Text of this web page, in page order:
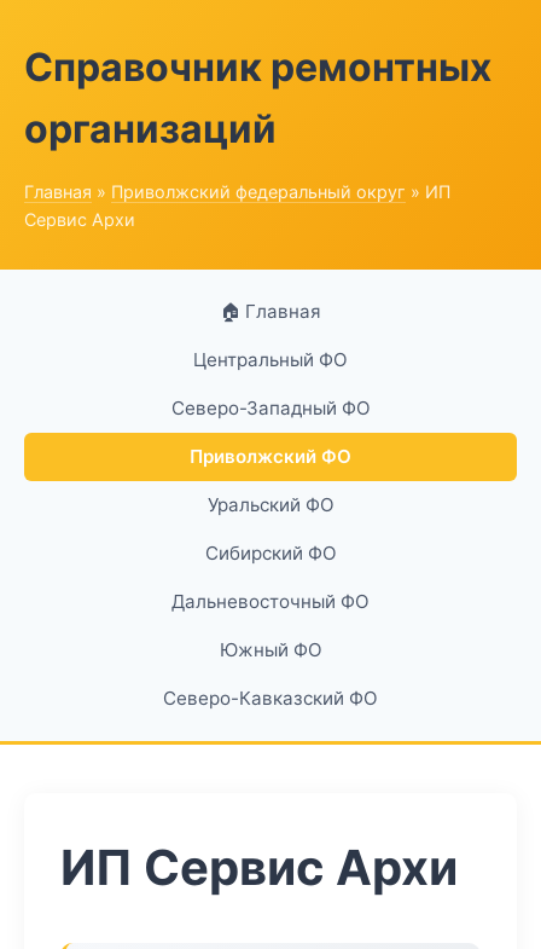
Справочник ремонтных
организаций
Главная » Приволжский федеральный округ » ИП
Сервис Архи
🏠 Главная
Центральный ФО
Северо-Западный ФО
Приволжский ФО
Уральский ФО
Сибирский ФО
Дальневосточный ФО
Южный ФО
Северо-Кавказский ФО
ИП Сервис Архи